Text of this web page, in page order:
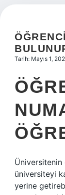
Hakkımızda
Tarih: Mayıs 1,
Üniversitenin
üniversiteyi
yerine